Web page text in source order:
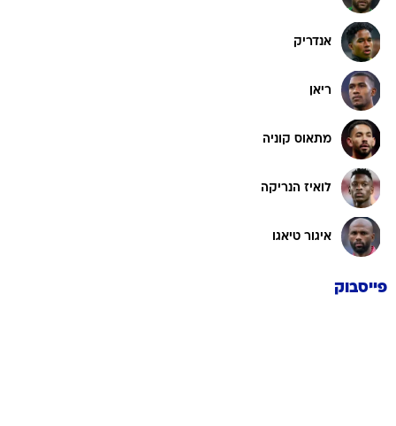
אנדריק
ריאן
מתאוס קוניה
לואיז הנריקה
איגור טיאגו
פייסבוק